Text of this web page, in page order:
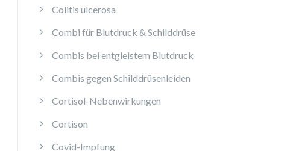
Colitis ulcerosa
Combi für Blutdruck & Schilddrüse
Combis bei entgleistem Blutdruck
Combis gegen Schilddrüsenleiden
Cortisol-Nebenwirkungen
Cortison
Covid-Impfung